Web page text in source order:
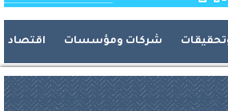
شركات ومؤسسات اقتصاد